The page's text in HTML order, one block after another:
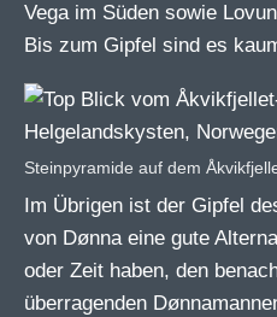
Vega im Süden sowie
Bis zum Gipfel sind es
Steinpyramide auf dem
Im Übrigen ist der Gipfel
von Dønna eine gute
oder Zeit haben, den
überragenden